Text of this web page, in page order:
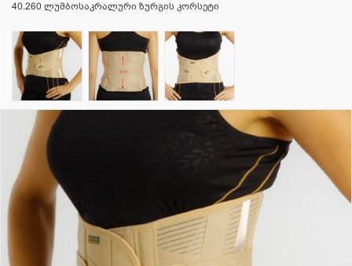
40.260 ლუმბოსაკრალური ზურგის კორსეტი